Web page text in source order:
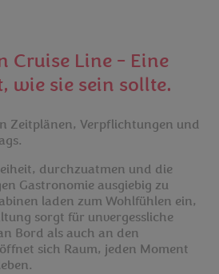
Cruise Line - Eine
wie sie sein sollte.
Zeitplänen, Verpflichtungen und
durchzuatmen und die
Gastronomie ausgiebig zu
laden zum Wohlfühlen ein,
sorgt für unvergessliche
Bord als auch an den
sich Raum, jeden Moment